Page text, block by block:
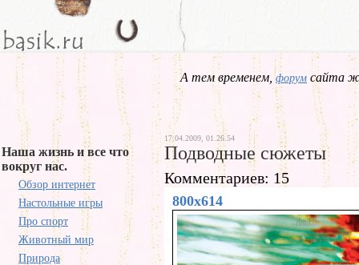
А тем временем,форум сайта
Наша жизнь и все что
вокруг нас.
Обзор интернет
Настольные игры
Про спорт
Животный мир
Природа
17.04.2009, 01.26.54
Подводные сюжеты
Комментариев: 15
800x614